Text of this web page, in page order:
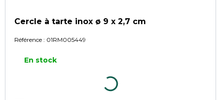
Cercle à tarte inox ø 9 x 2,7 cm
Référence : 01RM005449
En stock